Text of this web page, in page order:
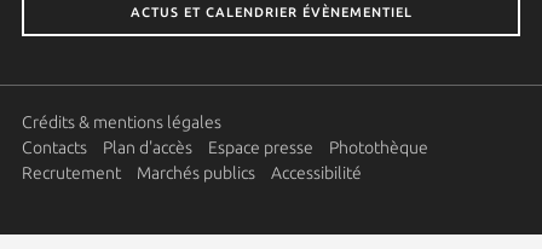
ACTUS ET CALENDRIER ÉVÈNEMENTIEL
Crédits & mentions légales
Contacts
Plan d'accès Espace presse
Photothèque
Recrutement
Marchés publics Accessibilité